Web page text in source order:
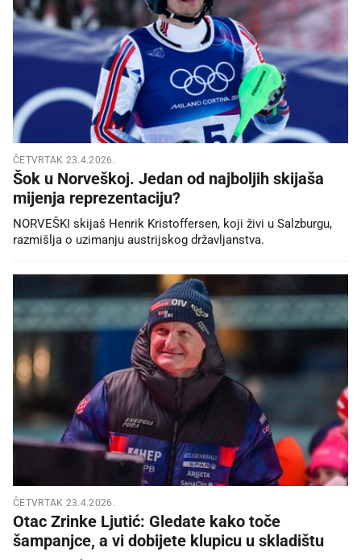
ČETVRTAK 23.4.2026.
Šok u Norveškoj. Jedan od najboljih skijaša
mijenja reprezentaciju?
NORVEŠKI skijaš Henrik Kristoffersen, koji živi u Salzburgu,
razmišlja o uzimanju austrijskog državljanstva.
ČETVRTAK 23.4.2026.
Otac Zrinke Ljutić: Gledate kako toče
šampanjce, a vi dobijete klupicu u skladištu